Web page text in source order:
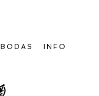
BODAS INFO